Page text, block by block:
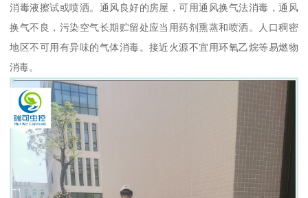
消毒液擦试或喷洒。通风良好的房屋，可用通风换气法消毒，通风
换气不良，污染空气长期贮留处应当用药剂熏蒸和喷洒。人口稠密
地区不可用有异味的气体消毒。接近火源不宜用环氧乙烷等易燃物
消毒。